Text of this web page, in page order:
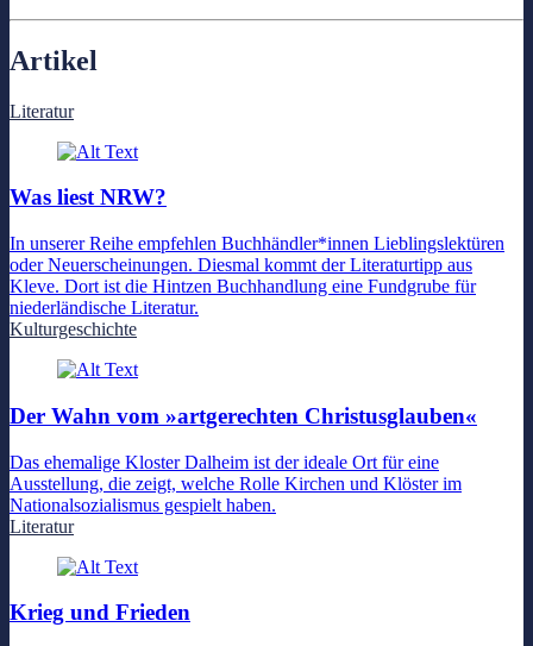
Artikel
Literatur
Was liest NRW?
In unserer Reihe empfehlen Buchhändler*innen Lieblingslektüren
oder Neuerscheinungen. Diesmal kommt der Literaturtipp aus
Kleve. Dort ist die Hintzen Buchhandlung eine Fundgrube für
niederländische Literatur.
Kulturgeschichte
Der Wahn vom »artgerechten Christusglauben«
Das ehemalige Kloster Dalheim ist der ideale Ort für eine
Ausstellung, die zeigt, welche Rolle Kirchen und Klöster im
Nationalsozialismus gespielt haben.
Literatur
Krieg und Frieden